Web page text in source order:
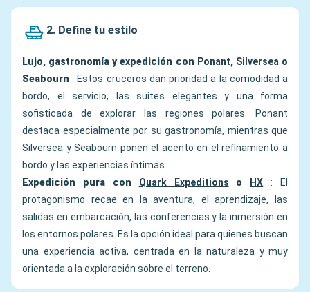
2. Define tu estilo
Lujo, gastronomía y expedición con Ponant, Silverseao
Seabourn : Estos cruceros dan prioridad a la comodidad a
bordo, el servicio, las suites elegantes y una forma
sofisticada de explorar las regiones polares. Ponant
destaca especialmente por su gastronomía, mientras que
Silversea y Seabourn ponen el acento en el refinamiento a
bordo y las experiencias íntimas.
Expedición pura con Quark Expeditions o HX : El
protagonismo recae en la aventura, el aprendizaje, las
salidas en embarcación, las conferencias y la inmersión en
los entornos polares. Es la opción ideal para quienes buscan
una experiencia activa, centrada en la naturaleza y muy
orientada a la exploración sobre el terreno.